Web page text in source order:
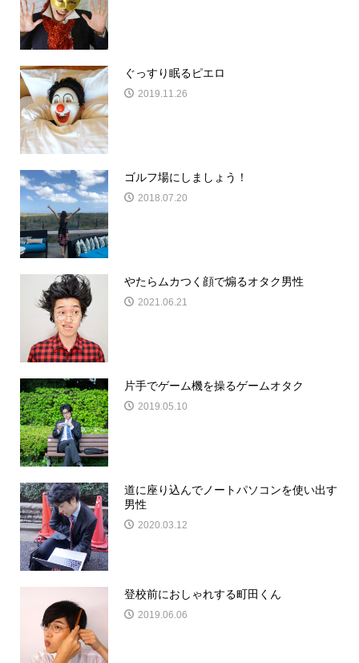
ぐっすり眠るピエロ
2019.11.26
ゴルフ場にしましょう！
2018.07.20
やたらムカつく顔で煽るオタク男性
2021.06.21
片手でゲーム機を操るゲームオタク
2019.05.10
道に座り込んでノートパソコンを使い出す
男性
2020.03.12
登校前におしゃれする町田くん
2019.06.06